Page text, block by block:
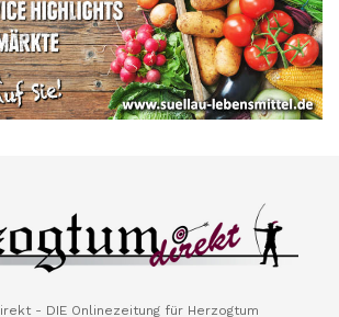
- DIE Onlinezeitung für Herzogtum